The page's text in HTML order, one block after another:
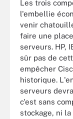
Les trois
l'embellie
venir
faire une
serveurs. HP,
sûr pas de
empêcher
historique.
serveurs
c'est sans
stockage, ni